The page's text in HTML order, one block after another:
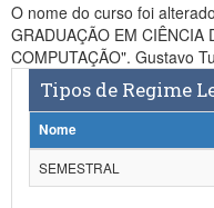
Controladoria-Geral da União
Ministério da Mulher, da Família e
Secretaria-Geral
O nome do curso foi
GRADUAÇÃO EM CIÊNCIA
COMPUTAÇÃO". Gustavo
Tipos de Regime
Nome
SEMESTRAL